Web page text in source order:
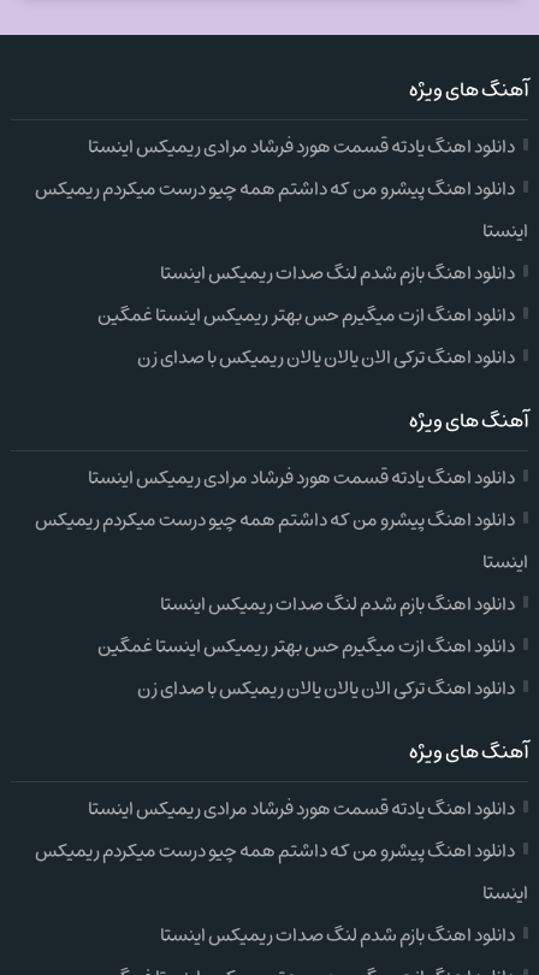
آهنگ های ویژه
دانلود اهنگ یادته قسمت هورد فرشاد مرادی ریمیکس اینستا
دانلود اهنگ پیشرو من که داشتم همه چیو درست میکردم ریمیکس
اینستا
دانلود اهنگ بازم شدم لنگ صدات ریمیکس اینستا
دانلود اهنگ ازت میگیرم حس بهتر ریمیکس اینستا غمگین
دانلود اهنگ ترکی الان یالان یالان ریمیکس با صدای زن
آهنگ های ویژه
دانلود اهنگ یادته قسمت هورد فرشاد مرادی ریمیکس اینستا
دانلود اهنگ پیشرو من که داشتم همه چیو درست میکردم ریمیکس
اینستا
دانلود اهنگ بازم شدم لنگ صدات ریمیکس اینستا
دانلود اهنگ ازت میگیرم حس بهتر ریمیکس اینستا غمگین
دانلود اهنگ ترکی الان یالان یالان ریمیکس با صدای زن
آهنگ های ویژه
دانلود اهنگ یادته قسمت هورد فرشاد مرادی ریمیکس اینستا
دانلود اهنگ پیشرو من که داشتم همه چیو درست میکردم ریمیکس
اینستا
دانلود اهنگ بازم شدم لنگ صدات ریمیکس اینستا